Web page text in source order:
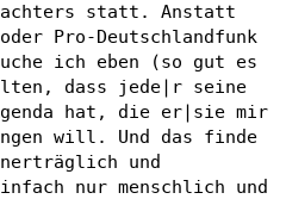
statt. Anstatt
Pro-Deutschlandfunk
ich eben (so gut es
dass jede|r seine
hat, die er|sie mir
will. Und das finde
und
nur menschlich und